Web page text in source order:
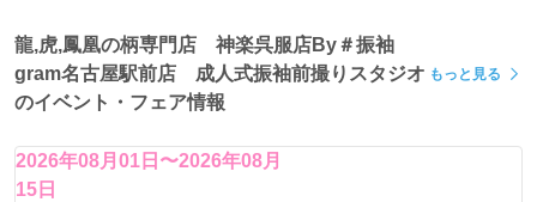
から多い疑問
Q1. 龍や虎の振袖はどのくらい早く予約が埋まりますか？
とが多いです。気になる場合は早めの来店が安心です。
Q2. 親が派手すぎると心配しています。どうしたらいいで
龍,虎,鳳凰の柄専門店 神楽呉服店By＃振袖
gram名古屋駅前店 成人式振袖前撮りスタジオ
のイベント・フェア情報
もっと見る
2026年08月01日〜2026年08月
15日